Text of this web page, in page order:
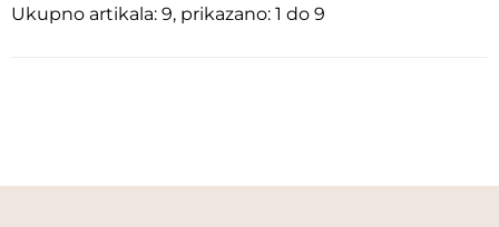
Ukupno artikala: 9, prikazano: 1 do 9